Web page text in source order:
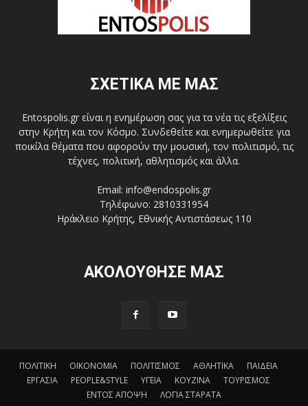
ΣΧΕΤΙΚΑ ΜΕ ΜΑΣ
Entospolis.gr είναι η ενημέρωση σας για τα νέα τις εξελίξεις
στην Κρήτη και τον Κόσμο. Συνδεθείτε και ενημερωθείτε για
ποικίλα θέματα που αφορούν την μουσική, τον πολιτισμό, τις
τέχνες, πολιτική, αθλητισμός και άλλα.
Email: info@endospolis.gr
Τηλέφωνο: 2810331954
Ηράκλειο Κρήτης, Εθνικής Αντιστάσεως 110
ΑΚΟΛΟΥΘΗΣΕ ΜΑΣ
ΠΟΛΙΤΙΚΗ ΟΙΚΟΝΟΜΙΑ ΠΟΛΙΤΙΣΜΟΣ ΑΘΛΗΤΙΚΑ
ΠΑΙΔΕΙΑ
ΕΡΓΑΣΙΑ
PEOPLE&STYLE ΥΓΕΙΑ ΚΟΥΖΙΝΑ
ΤΟΥΡΙΣΜΟΣ
ΕΝΤΟΣ ΑΠΟΨΗ
ΛΟΓΙΑ ΣΤΑΡΑΤΑ